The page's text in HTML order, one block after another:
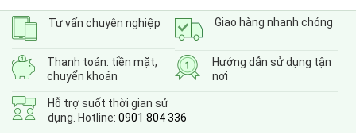
Tư vấn chuyên nghiệp Giao hàng nhanh chóng
Thanh toán: tiền mặt,
chuyển khoản
Hướng dẫn sử dụng tận
nơi
Hỗ trợ suốt thời gian sử
dụng. Hotline: 0901 804 336